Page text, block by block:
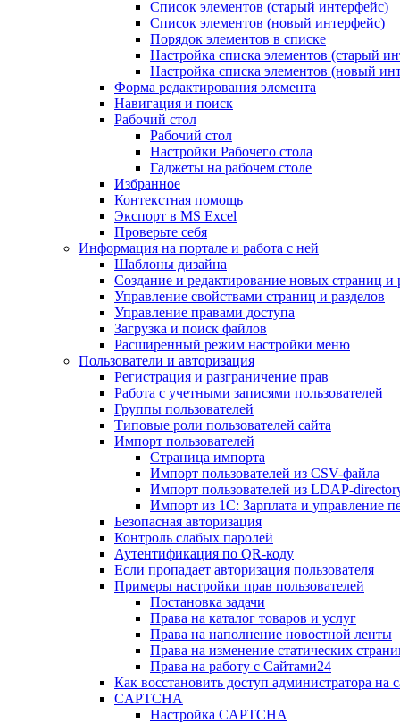
Список элементов (старый интерфейс)
Список элементов (новый интерфейс)
Порядок элементов в списке
Настройка списка элементов (старый
Настройка списка элементов (новый
Форма редактирования элемента
Навигация и поиск
Рабочий стол
Рабочий стол
Настройки Рабочего стола
Гаджеты на рабочем столе
Избранное
Контекстная помощь
Экспорт в MS Excel
Проверьте себя
Информация на портале и работа с ней
Шаблоны дизайна
Создание и редактирование новых страниц и
Управление свойствами страниц и разделов
Управление правами доступа
Загрузка и поиск файлов
Расширенный режим настройки меню
Пользователи и авторизация
Регистрация и разграничение прав
Работа с учетными записями пользователей
Группы пользователей
Типовые роли пользователей сайта
Импорт пользователей
Страница импорта
Импорт пользователей из CSV-файла
Импорт пользователей из LDAP-
Импорт из 1С: Зарплата и управление
Безопасная авторизация
Контроль слабых паролей
Аутентификация по QR-коду
Если пропадает авторизация пользователя
Примеры настройки прав пользователей
Постановка задачи
Права на каталог товаров и услуг
Права на наполнение новостной ленты
Права на изменение статических
Права на работу с Сайтами24
Как восстановить доступ администратора на
CAPTCHA
Настройка CAPTCHA